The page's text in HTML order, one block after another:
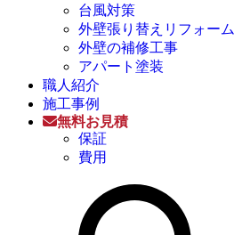
台風対策
外壁張り替えリフォーム
外壁の補修工事
アパート塗装
職人紹介
施工事例
無料お見積
保証
費用